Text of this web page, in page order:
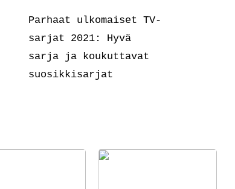
Parhaat ulkomaiset TV-
sarjat 2021: Hyvä
sarja ja koukuttavat
suosikkisarjat